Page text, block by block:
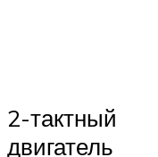
2-тактный
двигатель